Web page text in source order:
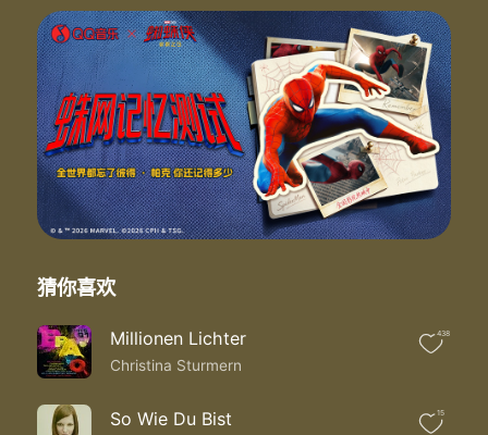
Und alles schläft seit gestern
Am besten morgen meines lebens scheint
Die sonne durch den regen
Nass bis auf die haut
Du bist mir so vertraut
Am besten morgen meines lebens scheint
Die sonne durch den sommerregen
Auch wenn hier alles explodieren wird
Und die stadt in unsren ohren schreit
Es ist so egal wo uns das hinführt
Wir sind weg und verlieren die zeit
Mir ging es niemals besser
Und alles schläft seit gestern
Die sonne durch den regen
猜你喜欢
Millionen Lichter
Christina Sturmern
438
So Wie Du Bist 15